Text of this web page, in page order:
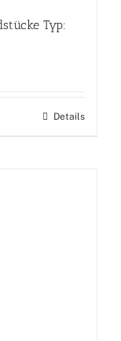
Typ:
Details